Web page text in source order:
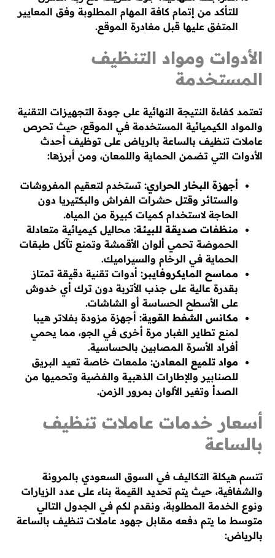
للتأكد من إتمام كافة المهام المطلوبة وفق المعايير
المتفق عليها قبل مغادرة الموقع.
الأدوات ومواد التنظيف
المستخدمة
تعتمد كفاءة النتيجة النهائية على جودة التجهيزات التقنية
والمواد الكيميائية المستخدمة في الموقع، حيث تحرص
عاملات تنظيف بالساعة بالرياض على توظيف أحدث
الأدوات التي تضمن الحماية واللمعان، ومن أبرزها:
أجهزة البخار الحراري: تستخدم لتعقيم المفروشات
والستائر وقتل حشرات الفراش والبكتيريا دون
الحاجة لاستخدام كميات كبيرة من المياه.
منظفات صديقة للبيئة: محاليل كيميائية متعادلة
الحموضة تحمي ألوان الأقمشة وتمنع تآكل طبقات
الحماية في الرخام والسيراميك.
مماسح المايكروفايبر: أدوات تقنية دقيقة تمتاز
بقدرة عالية على جذب الأتربة دون ترك أي خدوش
على الأسطح الحساسة أو الشاشات.
مكانس الشفط القوية: أجهزة مزودة بفلاتر هيبا
لمنع تطاير الغبار مرة أخرى في الجو، مما يحمي
أفراد الأسرة المصابين بالحساسية.
مواد تلميع المعادن: ملمعات خاصة تعيد البريق
للصنابير والإطارات الذهبية والفضية وتحميها من
الصدأ وتغير الألوان بمرور الزمن.
أسعار خدمات عاملات تنظيف
بالساعة
تتسم هيكلة التكاليف في السوق السعودي بالمرونة
والشفافية، حيث يتم تحديد القيمة بناء على عدد الزيارات
ونوع الخدمة المطلوبة، ونقدم لكم في الجدول التالي
متوسط ما يتم دفعه مقابل جهود عاملات تنظيف بالساعة
بالرياض: